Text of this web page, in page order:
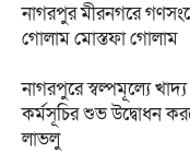
নাগরপুর মীরনগরে
গোলাম মোস্তফা গোলাম
নাগরপুরে স্বল্পমূল্যে
কর্মসূচির শুভ উদ্বোধন
লাভলু